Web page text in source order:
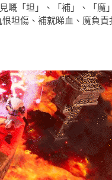
嘅「坦」、「補」、「魔
坦傷、補就睇血、魔負